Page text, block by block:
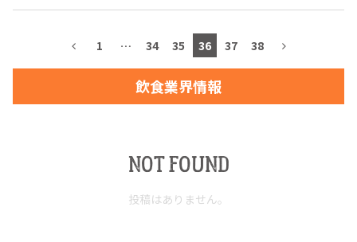
TEQUILA JOURNAL
1 … 34 35 36 37 38
飲食業界情報
NOT FOUND
投稿はありません。